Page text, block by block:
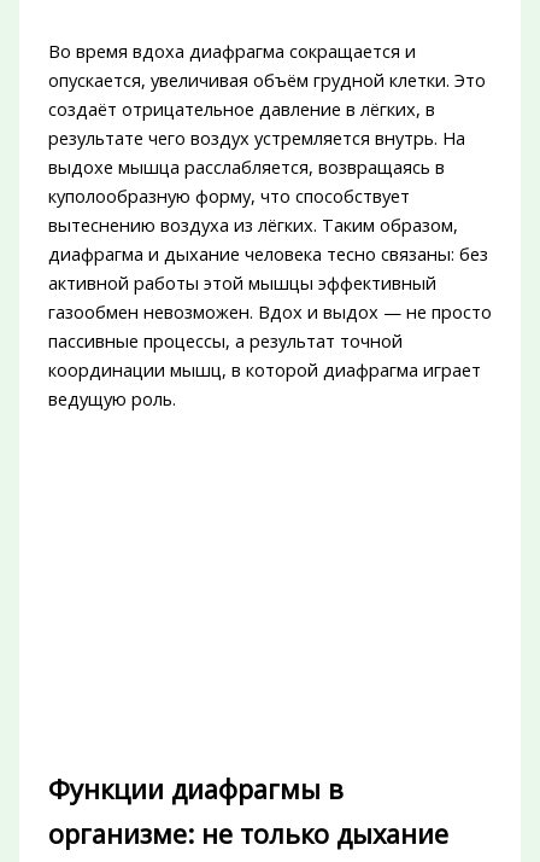
Во время вдоха диафрагма сокращается и
опускается, увеличивая объём грудной клетки. Это
создаёт отрицательное давление в лёгких, в
результате чего воздух устремляется внутрь. На
выдохе мышца расслабляется, возвращаясь в
куполообразную форму, что способствует
вытеснению воздуха из лёгких. Таким образом,
диафрагма и дыхание человека тесно связаны: без
активной работы этой мышцы эффективный
газообмен невозможен. Вдох и выдох — не просто
пассивные процессы, а результат точной
координации мышц, в которой диафрагма играет
ведущую роль.
Функции диафрагмы в
организме: не только дыхание